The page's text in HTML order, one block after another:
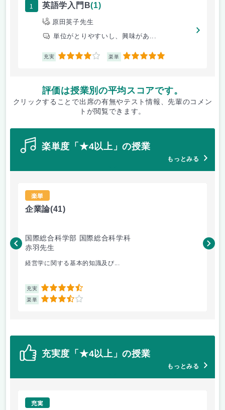
1 英語学入門B(1)
原田英子先生
単位がとりやすいし、興味があ...
充実 4 楽単 5
評価は授業別の平均スコアです。
クリックすることで出席の有無やテスト情報、先輩のコメン
トが閲覧できます。
楽単度「★4以上」の授業
もっとみる
楽単
企業論(41)
国際総合科学部 国際総合科学科
赤羽先生
経営学に関する基本的知識及び...
充実 4.5
楽単 3.5
平
充実度「★4以上」の授業
もっとみる
充実